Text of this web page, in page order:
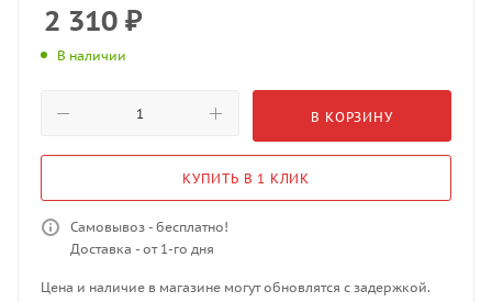
2 310 ₽
В наличии
В КОРЗИНУ
КУПИТЬ В 1 КЛИК
Самовывоз - бесплатно!
Доставка - от 1-го дня
Цена и наличие в магазине могут обновлятся с задержкой.